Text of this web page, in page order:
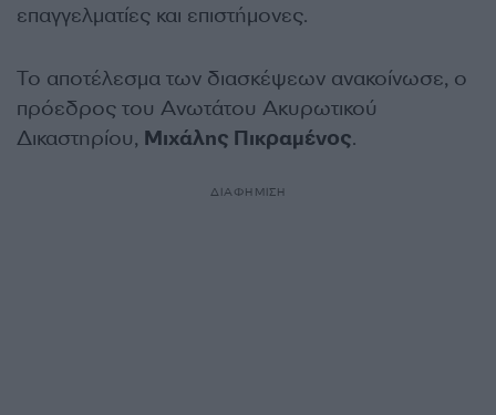
επαγγελματίες και επιστήμονες.
Το αποτέλεσμα των διασκέψεων ανακοίνωσε, ο
πρόεδρος του Ανωτάτου Ακυρωτικού
Δικαστηρίου, Μιχάλης Πικραμένος.
ΔΙΑΦΗΜΙΣΗ